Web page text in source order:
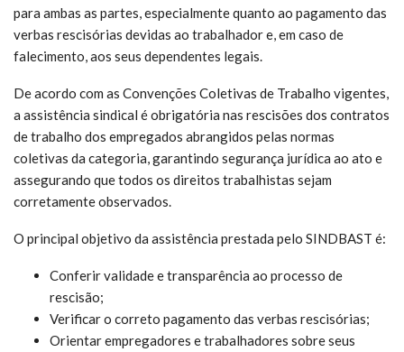
para ambas as partes, especialmente quanto ao pagamento das
verbas rescisórias devidas ao trabalhador e, em caso de
falecimento, aos seus dependentes legais.
De acordo com as Convenções Coletivas de Trabalho vigentes,
a assistência sindical é obrigatória nas rescisões dos contratos
de trabalho dos empregados abrangidos pelas normas
coletivas da categoria, garantindo segurança jurídica ao ato e
assegurando que todos os direitos trabalhistas sejam
corretamente observados.
O principal objetivo da assistência prestada pelo SINDBAST é:
Conferir validade e transparência ao processo de
rescisão;
Verificar o correto pagamento das verbas rescisórias;
Orientar empregadores e trabalhadores sobre seus